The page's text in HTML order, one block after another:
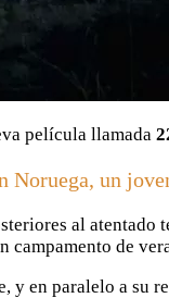
película llamada
Noruega, un
al
campamento de
y en paralelo a